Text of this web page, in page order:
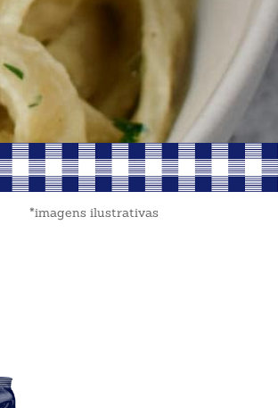
*imagens ilustrativas